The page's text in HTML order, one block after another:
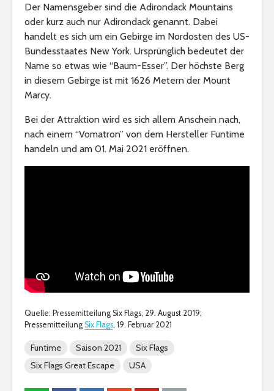
Der Namensgeber sind die Adirondack Mountains
oder kurz auch nur Adirondack genannt. Dabei
handelt es sich um ein Gebirge im Nordosten des US-
Bundesstaates New York. Ursprünglich bedeutet der
Name so etwas wie “Baum-Esser”. Der höchste Berg
in diesem Gebirge ist mit 1626 Metern der Mount
Marcy.
Bei der Attraktion wird es sich allem Anschein nach,
nach einem “Vomatron” von dem Hersteller Funtime
handeln und am 01. Mai 2021 eröffnen.
Quelle: Pressemitteilung Six Flags, 29. August 2019;
Pressemitteilung Six Flags, 19. Februar 2021
Funtime Saison 2021
Six Flags
Six Flags Great Escape
USA